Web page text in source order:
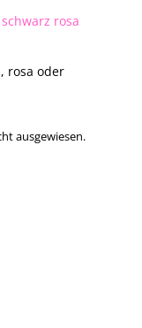
rosa oder
ausgewiesen.